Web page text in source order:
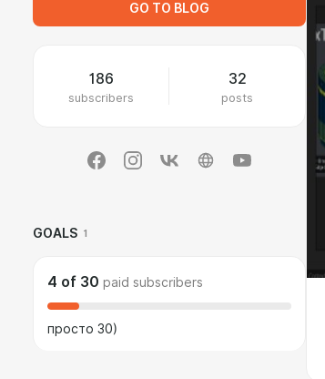
GO TO BLOG
186
subscribers
32
posts
GOALS 1
4 of 30 paid subscribers
просто 30)